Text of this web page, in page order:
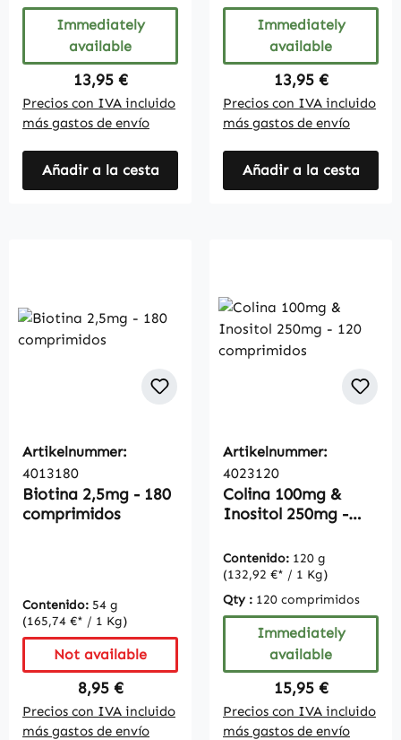
Immediately
available
Regular price:
13,95 €
Precios con IVA incluido
más gastos de envío
Añadir a la cesta
Immediately
available
Regular price:
13,95 €
Precios con IVA incluido
más gastos de envío
Añadir a la cesta
Artikelnummer:
4013180
Biotina 2,5mg - 180
comprimidos
Contenido: 54 g
(165,74 €* / 1 Kg)
Not available
Regular price:
8,95 €
Precios con IVA incluido
más gastos de envío
Artikelnummer:
4023120
Colina 100mg &
Inositol 250mg -
Contenido: 120 g
(132,92 €* / 1 Kg)
Qty : 120 comprimidos
Immediately
available
Regular price:
15,95 €
Precios con IVA incluido
más gastos de envío